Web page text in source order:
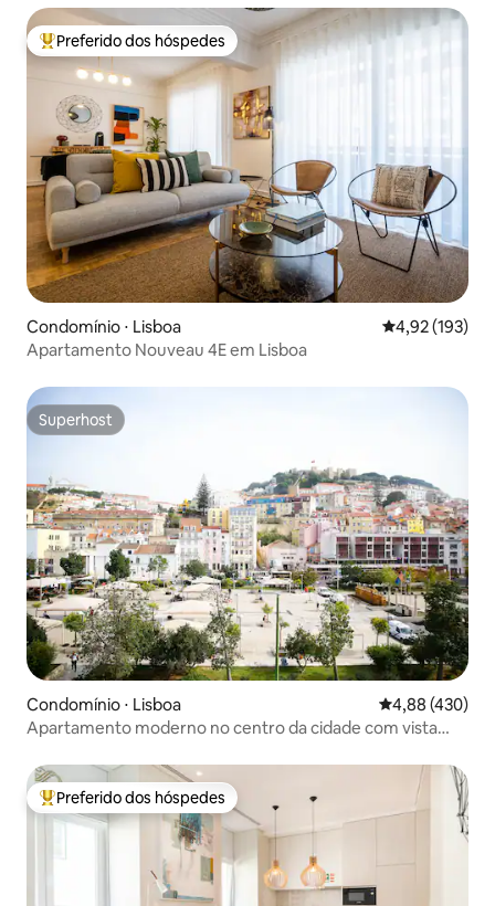
Entre os melhores preferidos dos hóspedes
Preferido dos hóspedes
Condomínio ⋅ Lisboa 4,92 de uma
4,92 (193)
Apartamento Nouveau 4E em Lisboa
Superhost
Superhost
Condomínio ⋅ Lisboa 4,88 de uma
4,88 (430)
Apartamento moderno no centro da cidade com vista
Entre os melhores preferidos dos hóspedes
Preferido dos hóspedes